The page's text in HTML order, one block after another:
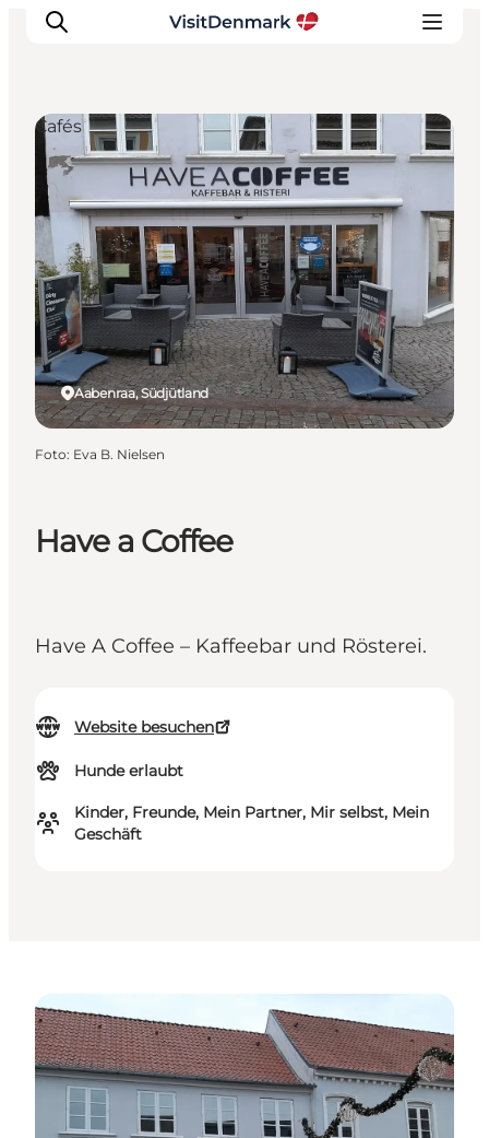
Inspiration
Regionen
Erlebnisse
Unterkünfte
Reiseplanung
Have a Coffee
Have A Coffee – Kaffeebar und Rösterei.
Website besuchen
Hunde erlaubt
Kinder, Freunde, Mein Partner, Mir selbst, Mein
Geschäft
Aabenraa, Südjütland
Cafés
Foto: Eva B. Nielsen